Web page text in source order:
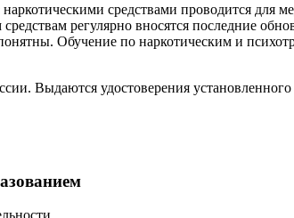
средствами проводится
регулярно вносятся последние
Обучение по наркотическим и
Выдаются удостоверения